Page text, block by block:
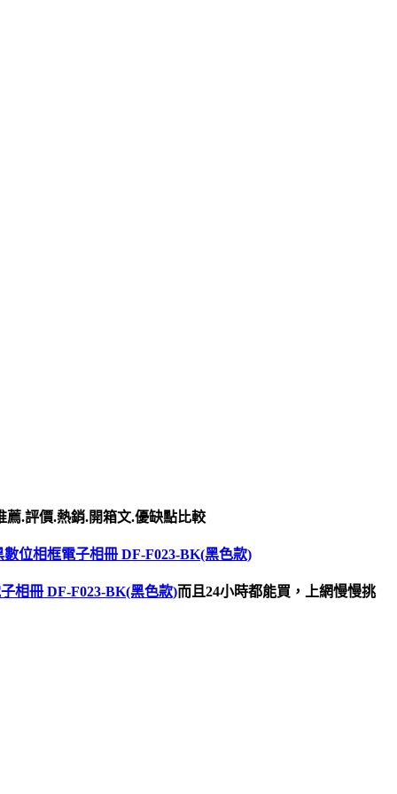
.評價.熱銷.開箱文.優缺點比較
位相框電子相冊 DF-F023-BK(黑色款)
相冊 DF-F023-BK(黑色款)而且24小時都能買，上網慢慢挑